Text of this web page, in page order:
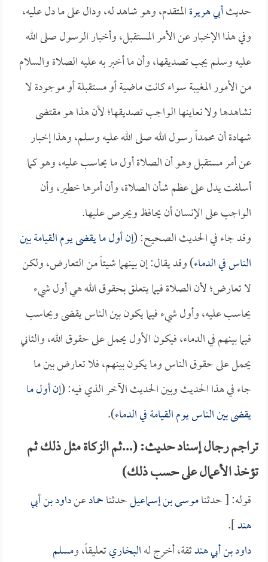
حديثأبي هريرةالمتقدم، وهو شاهد له، ودال على ما دل عليه،
وفي هذا الإخبار عن الأمر المستقبل، وأخبار الرسول صلى الله
عليه وسلم يجب تصديقها، وأن ما أخبر به عليه الصلاة والسلام
من الأمور المغيبة سواء كانت ماضية أو مستقبلة أو موجودة لا
نشاهدها ولا نعاينها الواجب تصديقها؛ لأن هذا هو مقتضى
شهادة أن محمداً رسول الله صلى الله عليه وسلم، وهذا إخبار
عن أمر مستقبل وهو أن الصلاة أول ما يحاسب عليه، وهو كما
أسلفت يدل على عظم شأن الصلاة، وأن أمرها خطير، وأن
الواجب على الإنسان أن يحافظ ويحرص عليها.
وقد جاء في الحديث الصحيح: (إن أول ما يقضى يوم القيامة بين
الناس في الدماء) وقد يقال: إن بينهما شيئاً من التعارض، ولكن
لا تعارض؛ لأن الصلاة فيما يتعلق بحقوق الله هي أول شيء
يحاسب عليه، وأول شيء فيما يكون بين الناس يقضى ويحاسب
فيما بينهم في الدماء، فيكون الأول يحمل على حقوق الله، والثاني
يحمل على حقوق الناس وما يكون بينهم، فلا تعارض بين ما
جاء في هذا الحديث وبين الحديث الآخر الذي فيه: (إن أول ما
يقضى بين الناس يوم القيامة في الدماء).
تراجم رجال إسناد حديث: (...ثم الزكاة مثل ذلك ثم
تؤخذ الأعمال على حسب ذلك)
قوله: [ حدثناموسى بن إسماعيلحدثناحمادعنداود بن أبي
هند].
داود بن أبي هندثقة، أخرج لهالبخاريتعليقاً، ومسلم